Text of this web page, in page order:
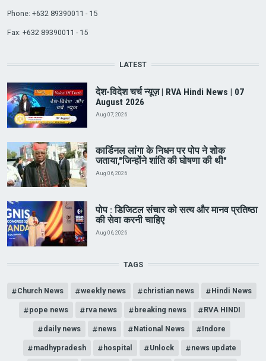
Phone: +632 89390011 - 15
Fax: +632 89390011 - 15
LATEST
देश-विदेश चर्च न्यूज़ | RVA Hindi News | 07
August 2026
Aug 07, 2026
कार्डिनल लांगा के निधन पर पोप ने शोक
जताया,"जिन्होंने शांति की घोषणा की थी"
Aug 06, 2026
पोप : डिजिटल संचार को सत्य और मानव प्रतिष्ठा
की सेवा करनी चाहिए
Aug 06, 2026
TAGS
Church News weekly news christian news Hindi News
pope news rva news breaking news RVA HINDI
daily news news National News Indore
madhypradesh hospital Unlock news update